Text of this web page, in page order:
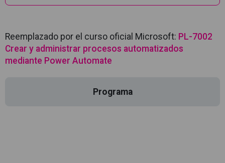
Programa
Reemplazado por el curso oficial Microsoft: PL-7002
Crear y administrar procesos automatizados
mediante Power Automate